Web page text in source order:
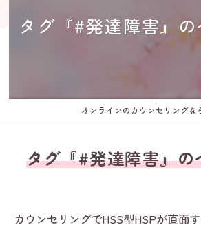
タグ『#発達障害』
オンラインのカウンセリングな
タグ『#発達障害』の
カウンセリングでHSS型HSPが直面